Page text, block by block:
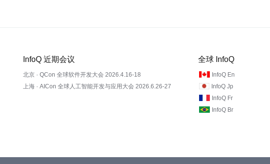
InfoQ 近期会议
北京 · QCon 全球软件开发大会 2026.4.16-18
上海 · AICon 全球人工智能开发与应用大会 2026.6.26-27
全球 InfoQ
InfoQ En
InfoQ Jp
InfoQ Fr
InfoQ Br